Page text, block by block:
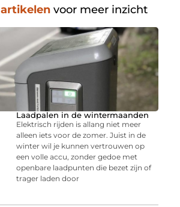
artikelen voor meer inzicht
Laadpalen in de wintermaanden
Elektrisch rijden is allang niet meer
alleen iets voor de zomer. Juist in de
winter wil je kunnen vertrouwen op
een volle accu, zonder gedoe met
openbare laadpunten die bezet zijn of
trager laden door